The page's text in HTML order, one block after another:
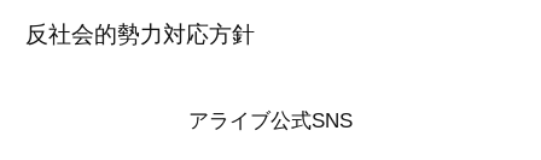
反社会的勢力対応方針
アライブ公式SNS